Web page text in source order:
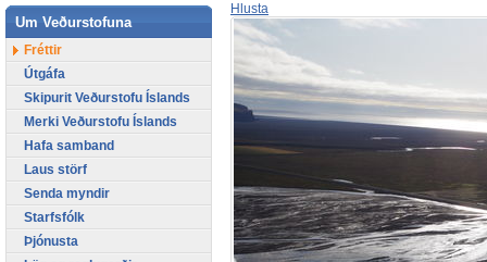
Hlusta
Um Veðurstofuna
Fréttir
Útgáfa
Skipurit Veðurstofu Íslands
Merki Veðurstofu Íslands
Hafa samband
Laus störf
Senda myndir
Starfsfólk
Þjónusta